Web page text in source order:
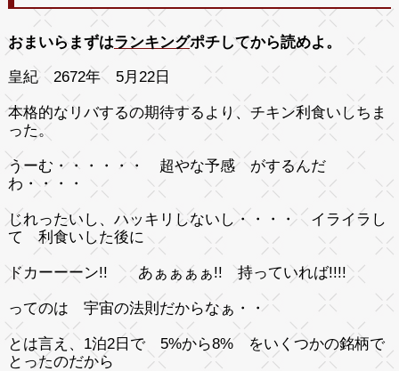
おまいらまずはランキングポチしてから読めよ。
皇紀 2672年 5月22日
本格的なリバするの期待するより、チキン利食いしちま
った。
うーむ・・・・・・ 超やな予感 がするんだ
わ・・・・
じれったいし、ハッキリしないし・・・・ イライラし
て 利食いした後に
ドカーーーン!! あぁぁぁぁ!! 持っていれば!!!!
ってのは 宇宙の法則だからなぁ・・
とは言え、1泊2日で 5%から8% をいくつかの銘柄で
とったのだから